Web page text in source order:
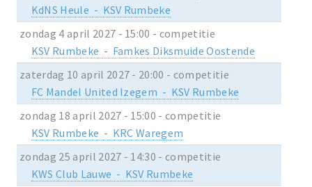
KdNS Heule - KSV Rumbeke
zondag 4 april 2027 - 15:00 - competitie
KSV Rumbeke - Famkes Diksmuide Oostende
zaterdag 10 april 2027 - 20:00 - competitie
FC Mandel United Izegem - KSV Rumbeke
zondag 18 april 2027 - 15:00 - competitie
KSV Rumbeke - KRC Waregem
zondag 25 april 2027 - 14:30 - competitie
KWS Club Lauwe - KSV Rumbeke